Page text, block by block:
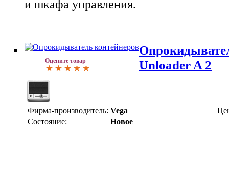
и шкафа управления.
Оцените товар
Unloader A 2
Фирма-производитель: Vega
Состояние:
Новое